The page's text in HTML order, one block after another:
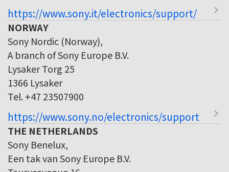
https://www.sony.it/electronics/support/
NORWAY
Sony Nordic (Norway),
A branch of Sony Europe B.V.
Lysaker Torg 25
1366 Lysaker
Tel. +47 23507900
https://www.sony.no/electronics/support
THE NETHERLANDS
Sony Benelux,
Een tak van Sony Europe B.V.